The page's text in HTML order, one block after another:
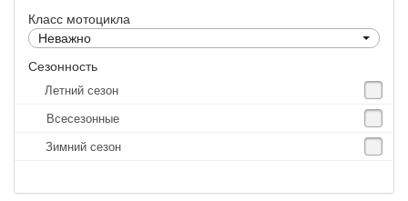
IRC
IRC Tyre
Kenda
KINGS TIRE
Kingstone
Класс мотоцикла
Неважно
Сезонность
Летний сезон
Всесезонные
Зимний сезон